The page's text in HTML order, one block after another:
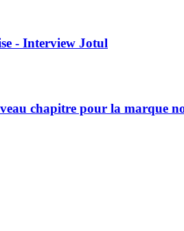
- Interview Jotul
chapitre pour la marque